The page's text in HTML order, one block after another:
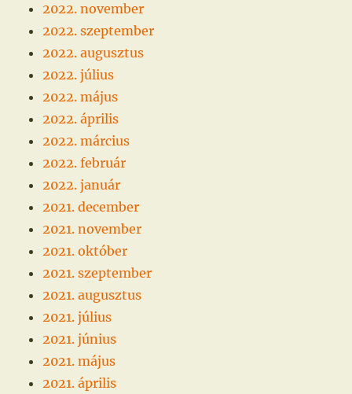
2022. november
2022. szeptember
2022. augusztus
2022. július
2022. május
2022. április
2022. március
2022. február
2022. január
2021. december
2021. november
2021. október
2021. szeptember
2021. augusztus
2021. július
2021. június
2021. május
2021. április